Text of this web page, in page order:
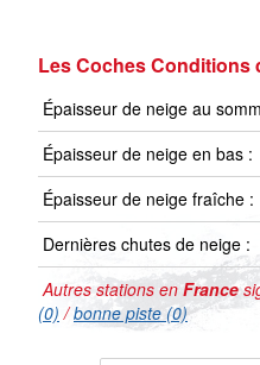
Les Coches Conditions
Épaisseur de neige au
Épaisseur de neige en bas :
Épaisseur de neige fraîche :
Dernières chutes de neige :
Autres stations en France
(0) /bonne piste (0)